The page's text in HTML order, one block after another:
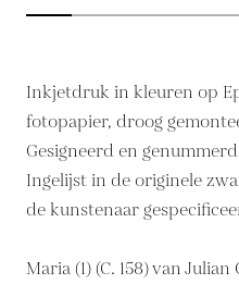
Inkjetdruk in kleuren op
fotopapier, droog
Gesigneerd en
Ingelijst in de originele
de kunstenaar
Maria (1) (C. 158) van